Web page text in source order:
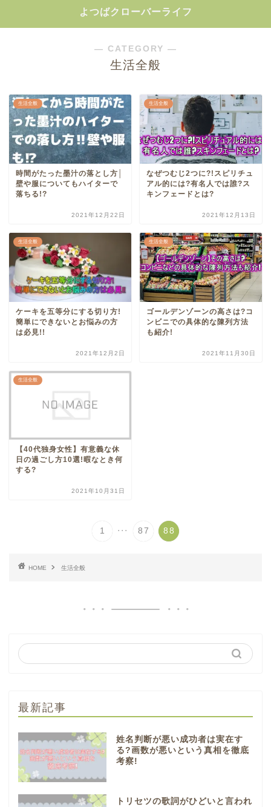
よつばクローバーライフ
― CATEGORY ―
生活全般
生活全般
時間がたった墨汁の落とし方│
壁や服についてもハイターで
落ちる!?
2021年12月22日
生活全般
なぜつむじ2つに?!スピリチュ
アル的には?有名人では誰?ス
キンフェードとは?
2021年12月13日
生活全般
ケーキを五等分にする切り方!
簡単にできないとお悩みの方
は必見!!
2021年12月2日
生活全般
ゴールデンゾーンの高さは?コ
ンビニでの具体的な陳列方法
も紹介!
2021年11月30日
生活全般
【40代独身女性】有意義な休
日の過ごし方10選!暇なとき何
する?
2021年10月31日
1 ... 87 88
HOME 生活全般
最新記事
姓名判断が悪い成功者は実在す
る?画数が悪いという真相を徹底
考察!
トリセツの歌詞がひどいと言われ